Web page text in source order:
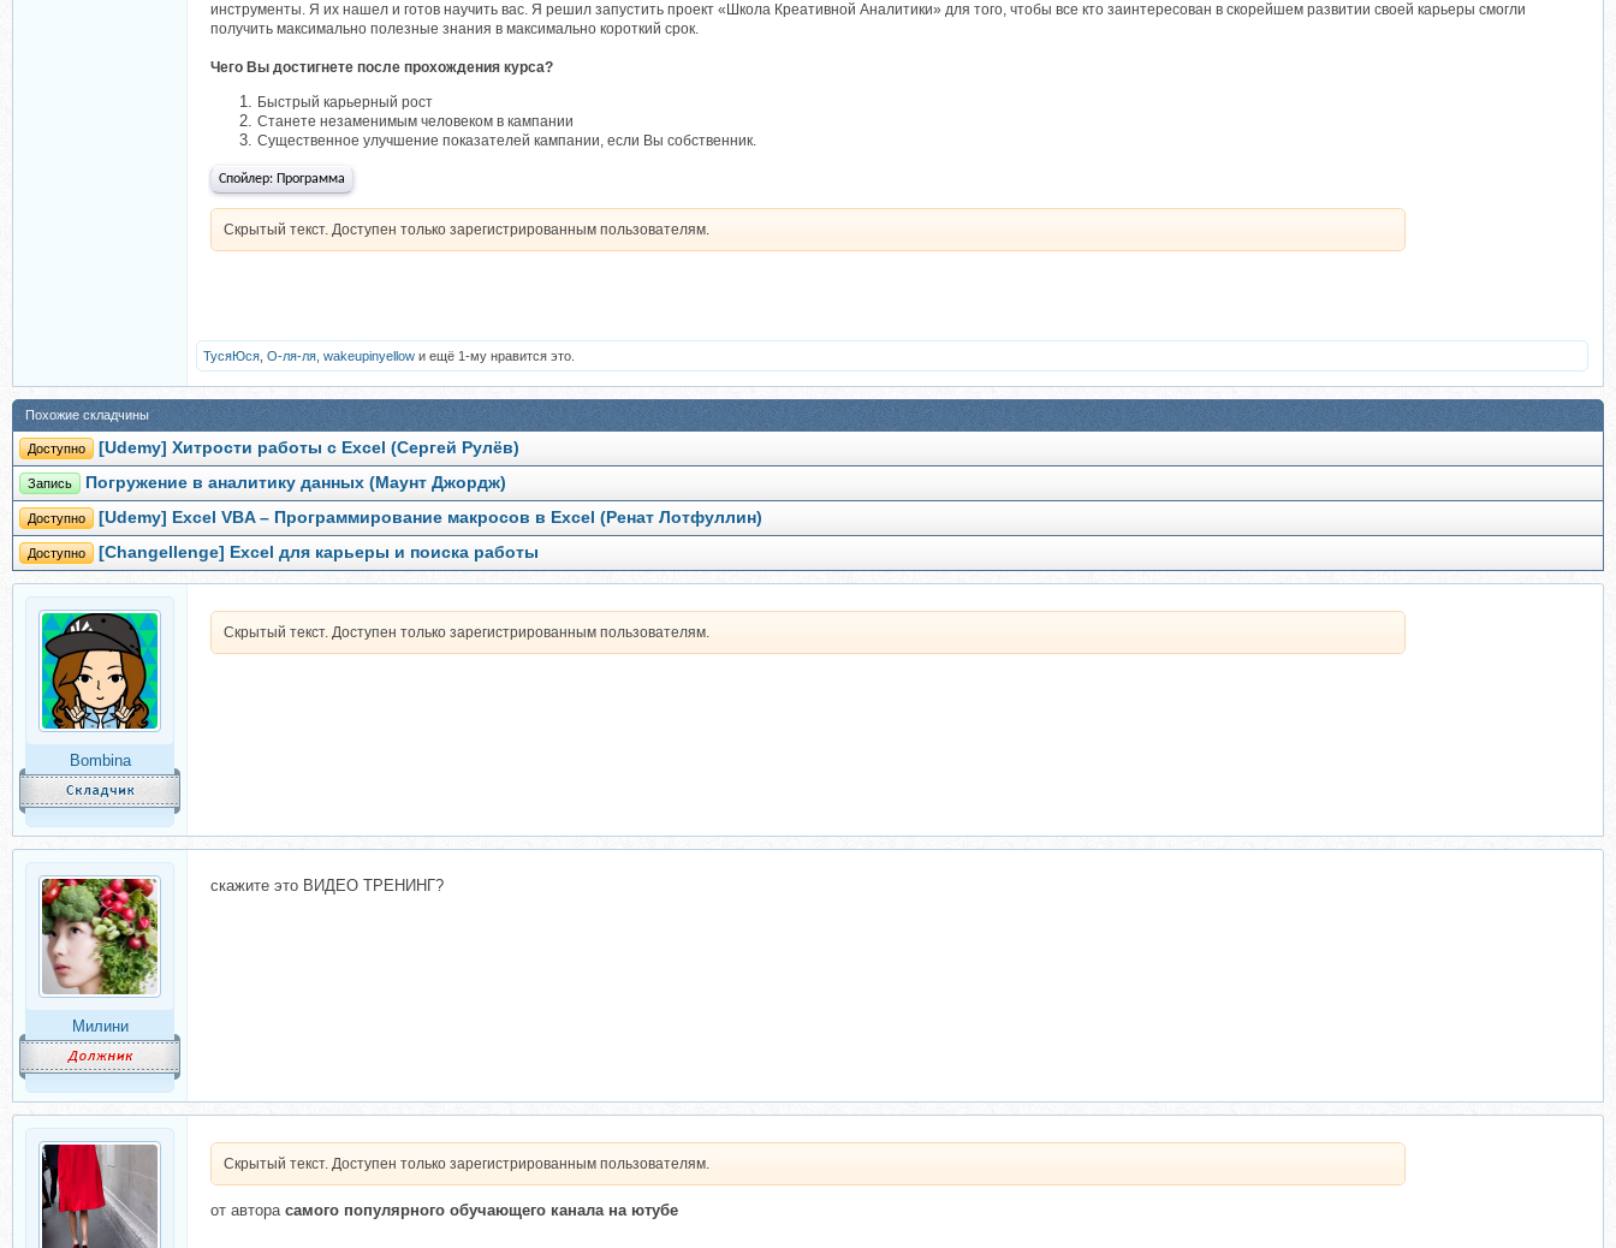
инструменты. Я их нашел и готов научить вас. Я решил запустить проект «Школа Креативной Аналитики» для того, чтобы все кто заинтересован в скорейшем развитии своей карьеры смогли
получить максимально полезные знания в максимально короткий срок.
Чего Вы достигнете после прохождения курса?
Быстрый карьерный рост
Станете незаменимым человеком в кампании
Существенное улучшение показателей кампании, если Вы собственник.
Спойлер: Программа
Скрытый текст. Доступен только зарегистрированным пользователям.
ТусяЮся О-ля-ля wakeupinyellow и ещё 1-му нравится это.
Похожие складчины
Доступно [Udemy] Хитрости работы с Excel (Сергей Рулёв)
Запись Погружение в аналитику данных (Маунт Джордж)
Доступно [Udemy] Excel VBA – Программирование макросов в Excel (Ренат Лотфуллин)
Доступно [Changellenge] Excel для карьеры и поиска работы
Bombina
Скрытый текст. Доступен только зарегистрированным пользователям.
Милини
скажите это ВИДЕО ТРЕНИНГ?
Скрытый текст. Доступен только зарегистрированным пользователям.
от авторасамого популярного обучающего канала на ютубе